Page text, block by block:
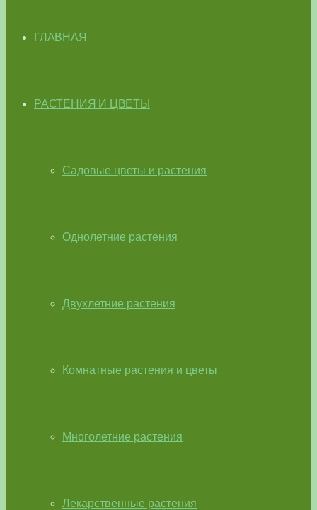
ГЛАВНАЯ
РАСТЕНИЯ И ЦВЕТЫ
Садовые цветы и растения
Однолетние растения
Двухлетние растения
Комнатные растения и цветы
Многолетние растения
Лекарственные растения